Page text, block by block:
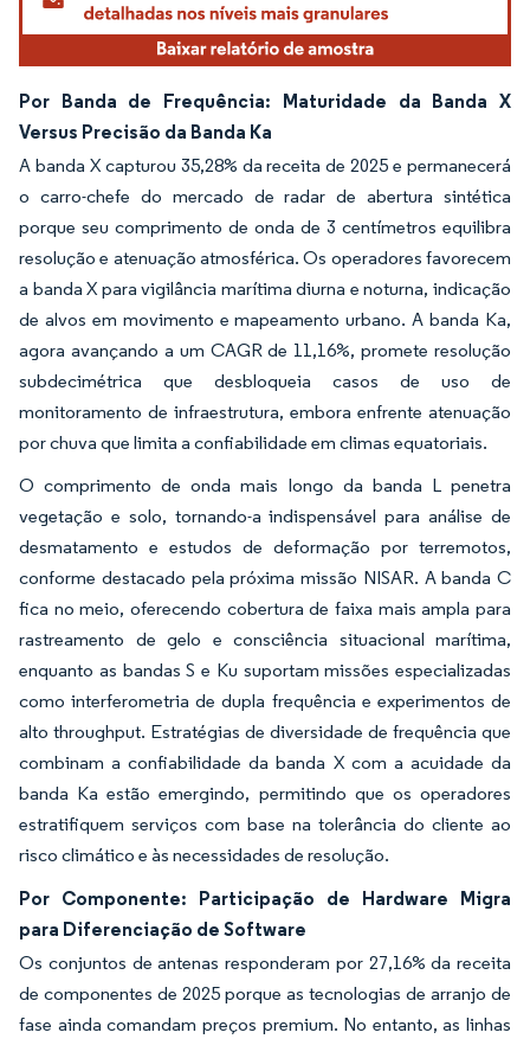
Por Banda de Frequência: Maturidade da Banda X
Versus Precisão da Banda Ka
A banda X capturou 35,28% da receita de 2025 e permanecerá
o carro-chefe do mercado de radar de abertura sintética
porque seu comprimento de onda de 3 centímetros equilibra
resolução e atenuação atmosférica. Os operadores favorecem
a banda X para vigilância marítima diurna e noturna, indicação
de alvos em movimento e mapeamento urbano. A banda Ka,
agora avançando a um CAGR de 11,16%, promete resolução
subdecimétrica que desbloqueia casos de uso de
monitoramento de infraestrutura, embora enfrente atenuação
por chuva que limita a confiabilidade em climas equatoriais.
O comprimento de onda mais longo da banda L penetra
vegetação e solo, tornando-a indispensável para análise de
desmatamento e estudos de deformação por terremotos,
conforme destacado pela próxima missão NISAR. A banda C
fica no meio, oferecendo cobertura de faixa mais ampla para
rastreamento de gelo e consciência situacional marítima,
enquanto as bandas S e Ku suportam missões especializadas
como interferometria de dupla frequência e experimentos de
alto throughput. Estratégias de diversidade de frequência que
combinam a confiabilidade da banda X com a acuidade da
banda Ka estão emergindo, permitindo que os operadores
estratifiquem serviços com base na tolerância do cliente ao
risco climático e às necessidades de resolução.
Por Componente: Participação de Hardware Migra
para Diferenciação de Software
Os conjuntos de antenas responderam por 27,16% da receita
de componentes de 2025 porque as tecnologias de arranjo de
fase ainda comandam preços premium. No entanto, as linhas